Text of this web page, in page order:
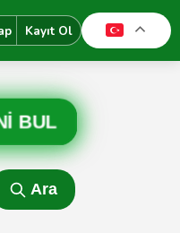
Kayıt Ol
BUL
Ara